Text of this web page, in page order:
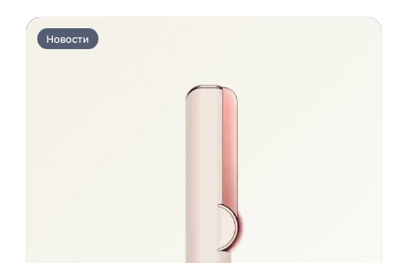
Новости